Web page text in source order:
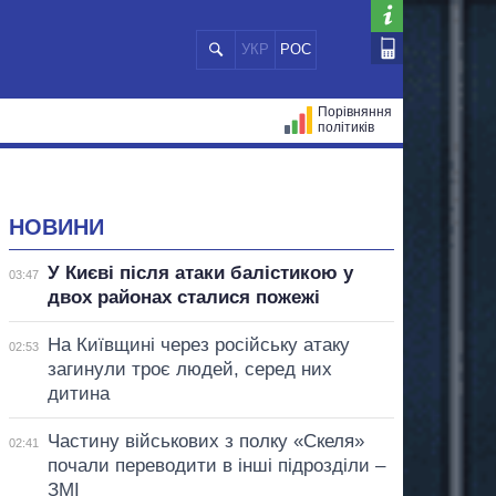
УКР РОС
Порівняння
політиків
НОВИНИ
03:47
У Києві після атаки балістикою у
двох районах сталися пожежі
02:53
На Київщині через російську атаку
загинули троє людей, серед них
дитина
02:41
Частину військових з полку «Скеля»
почали переводити в інші підрозділи –
ЗМІ